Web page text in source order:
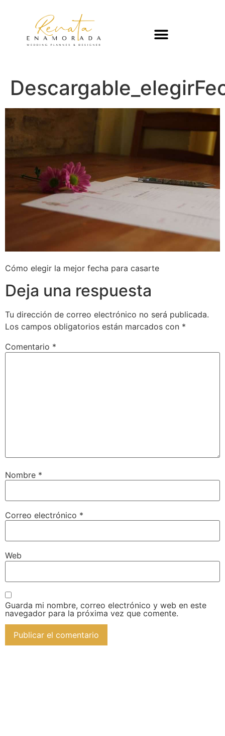
Cómo elegir la mejor fecha para casarte
Deja una respuesta
Tu dirección de correo electrónico no será publicada.
Los campos obligatorios están marcados con *
Comentario *
Nombre *
Correo electrónico *
Web
Guarda mi nombre, correo electrónico y web en este
navegador para la próxima vez que comente.